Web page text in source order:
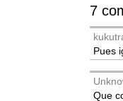
7
Pues
Que